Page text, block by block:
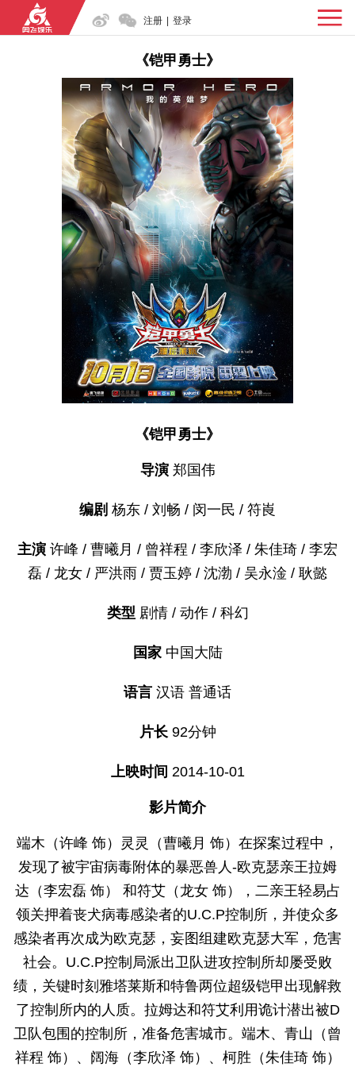
注册 | 登录
《铠甲勇士》
《铠甲勇士》
导演郑国伟
编剧 杨东 / 刘畅 / 闵一民 / 符崀
主演 许峰 / 曹曦月 / 曾祥程 / 李欣泽 / 朱佳琦 / 李宏
磊 / 龙女 / 严洪雨 / 贾玉婷 / 沈渤 / 吴永淦 / 耿懿
类型 剧情 / 动作 / 科幻
国家中国大陆
语言 汉语 普通话
片长92分钟
上映时间 2014-10-01
影片简介
端木（许峰 饰）灵灵（曹曦月 饰）在探案过程中，
发现了被宇宙病毒附体的暴恶兽人-欧克瑟亲王拉姆
达（李宏磊 饰） 和符艾（龙女 饰），二亲王轻易占
领关押着丧犬病毒感染者的U.C.P控制所，并使众多
感染者再次成为欧克瑟，妄图组建欧克瑟大军，危害
社会。U.C.P控制局派出卫队进攻控制所却屡受败
绩，关键时刻雅塔莱斯和特鲁两位超级铠甲出现解救
了控制所内的人质。拉姆达和符艾利用诡计潜出被D
卫队包围的控制所，准备危害城市。端木、青山（曾
祥程 饰）、阔海（李欣泽 饰）、柯胜（朱佳琦 饰）